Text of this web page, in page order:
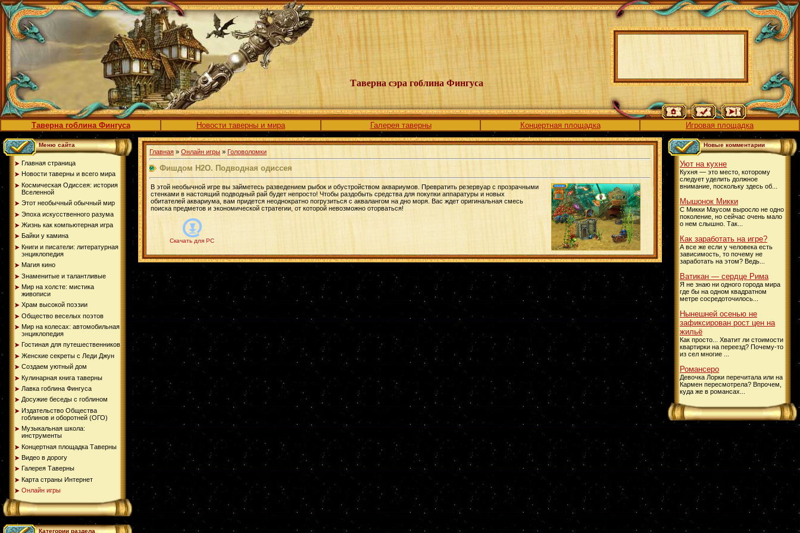
Таверна сэра гоблина Фингуса
Таверна гоблина Фингуса Новости таверны и мира Галерея таверны Концертная площадка Игровая площадка
Меню сайта
Главная страница
Новости таверны и всего мира
Космическая Одиссея: история
Вселенной
Этот необычный обычный мир
Эпоха искусственного разума
Жизнь как компьютерная игра
Байки у камина
Книги и писатели: литературная
энциклопедия
Магия кино
Знаменитые и талантливые
Мир на холсте: мистика
живописи
Храм высокой поэзии
Общество веселых поэтов
Мир на колесах: автомобильная
энциклопедия
Гостиная для путешественников
Женские секреты с Леди Джун
Создаем уютный дом
Кулинарная книга таверны
Лавка гоблина Фингуса
Досужие беседы с гоблином
Издательство Общества
гоблинов и оборотней (ОГО)
Музыкальная школа:
инструменты
Концертная площадка Таверны
Видео в дорогу
Галерея Таверны
Карта страны Интернет
Онлайн игры
Категории раздела
Главная » Онлайн игры » Головоломки
Фишдом H2O. Подводная одиссея
В этой необычной игре вы займетесь разведением рыбок и обустройством аквариумов. Превратить резервуар с прозрачными
стенками в настоящий подводный рай будет непросто! Чтобы раздобыть средства для покупки аппаратуры и новых
обитателей аквариума, вам придется неоднократно погрузиться с аквалангом на дно моря. Вас ждет оригинальная смесь
поиска предметов и экономической стратегии, от которой невозможно оторваться!
Скачать для PC
Новые комментарии
Уют на кухне
Кухня — это место, которому
следует уделить должное
внимание, поскольку здесь об...
Мышонок Микки
С Микки Маусом выросло не одно
поколение, но сейчас очень мало
о нем слышно. Так...
Как заработать на игре?
А все же если у человека есть
зависимость, то почему не
заработать на этом? Ведь...
Ватикан — сердце Рима
Я не знаю ни одного города мира
где бы на одном квадратном
метре сосредоточилось...
Нынешней осенью не
зафиксирован рост цен на
жильё
Как просто... Хватит ли стоимости
квартирки на переезд? Почему-то
из сел многие ...
Романсеро
Девочка Лорки перечитала или на
Кармен пересмотрела? Впрочем,
куда же в романсах...